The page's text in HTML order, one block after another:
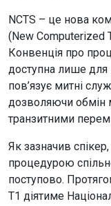
NCTS – це нова
(New Computerized
Конвенція про
доступна лише для
пов’язує митні
дозволяючи обмін
транзитними
Як зазначив
процедурою
поступово.
Т1 діятиме